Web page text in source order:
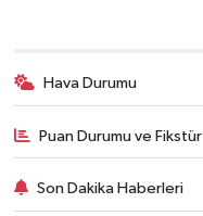
Hava Durumu
Puan Durumu ve Fikstür
Son Dakika Haberleri